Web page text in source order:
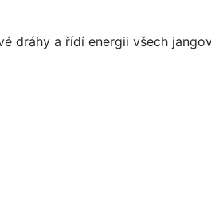
dráhy a řídí energii všech